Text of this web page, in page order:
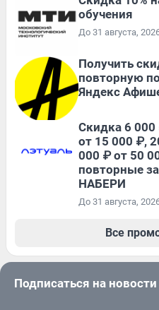
обучения
До 31 августа,
Получить
повторную
Яндекс
Скидка 6 000
от 15 000 ₽,
000 ₽ от 50
повторные
НАБЕРИ
До 31 августа,
Все
Подписаться на новости